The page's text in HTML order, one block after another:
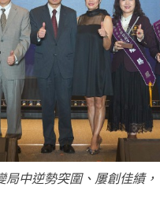
中逆勢突圍、屢創佳績